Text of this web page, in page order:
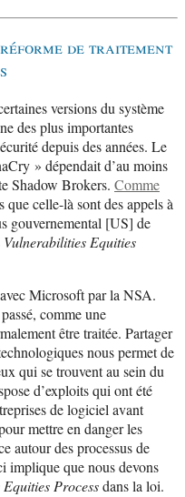
de traitement
versions du système
des plus importantes
depuis des années. Le
» dépendait d’au moins
Shadow Brokers. Comme
que celle-là sont des appels à
gouvernemental [US] de
Vulnerabilities Equities
Microsoft par la NSA.
comme une
être traitée. Partager
nous permet de
qui se trouvent au sein du
d’exploits qui ont été
de logiciel avant
mettre en danger les
autour des processus de
implique que nous devons
Processdans la loi.